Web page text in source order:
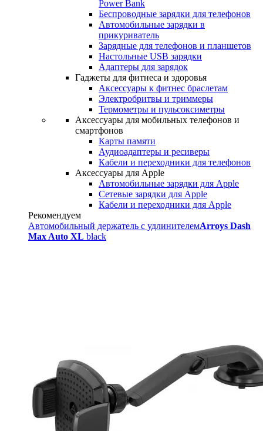
Power Bank
Беспроводные зарядки для телефонов
Автомобильные зарядки в
прикуриватель
Зарядные для телефонов и планшетов
Настольные USB зарядки
Адаптеры для зарядок
Гаджеты для фитнеса и здоровья
Аксессуары к фитнес браслетам
Электробритвы и триммеры
Термометры и пульсоксиметры
Аксессуары для мобильных телефонов и
смартфонов
Карты памяти
Аудиоадаптеры и ресиверы
Кабели и переходники для телефонов
Аксессуары для Apple
Автомобильные зарядки для Apple
Сетевые зарядки для Apple
Кабели и переходники для Apple
Рекомендуем
Автомобильный держатель с удлинителемArroys Dash
Max Auto XL black